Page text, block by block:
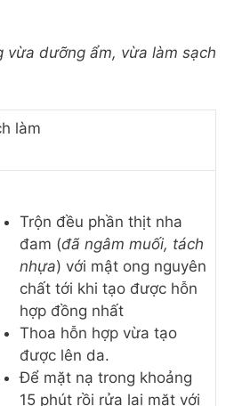
vừa dưỡng ẩm, vừa làm sạch
làm
Trộn đều phần thịt nha
đam (đã ngâm muối, tách
nhựa) với mật ong nguyên
chất tới khi tạo được hỗn
hợp đồng nhất
Thoa hỗn hợp vừa tạo
được lên da.
Để mặt nạ trong khoảng
15 phút rồi rửa lại mặt với